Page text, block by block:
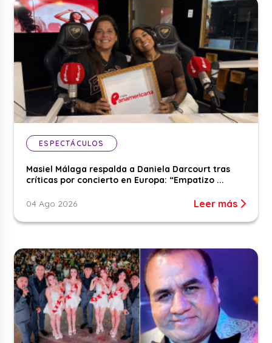
ESPECTÁCULOS
Masiel Málaga respalda a Daniela Darcourt tras
críticas por concierto en Europa: “Empatizo ...
04 Ago 2026 Leer más